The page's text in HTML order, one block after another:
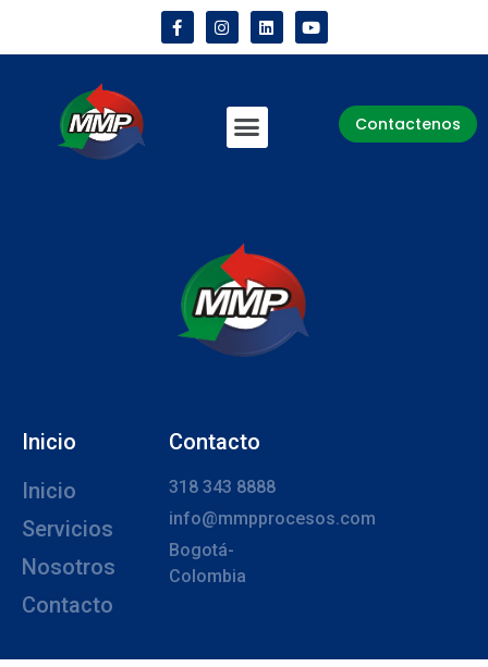
Contactenos
Inicio
Inicio
Servicios
Nosotros
Contacto
Contacto
318 343 8888
info@mmpprocesos.com
Bogotá-
Colombia